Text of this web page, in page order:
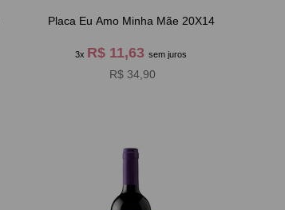
Placa Eu Amo Minha Mãe 20X14
3x R$ 11,63sem juros
R$ 34,90